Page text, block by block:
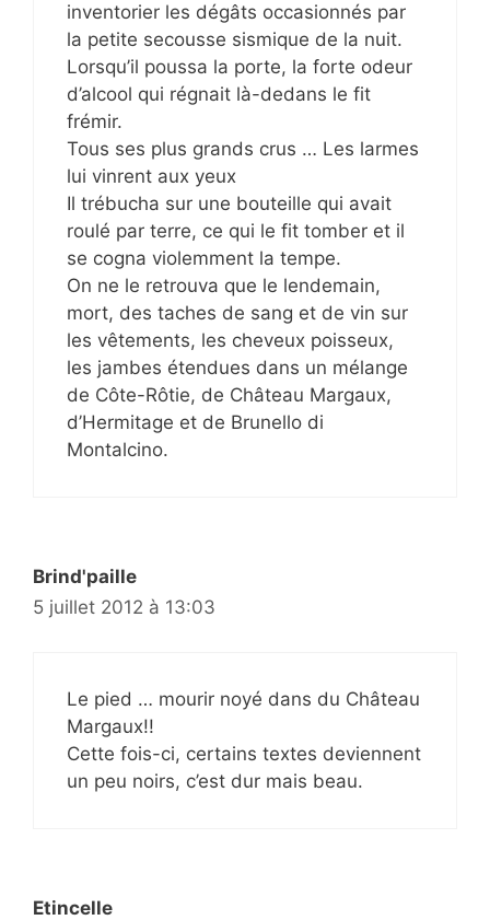
inventorier les dégâts occasionnés par
la petite secousse sismique de la nuit.
Lorsqu’il poussa la porte, la forte odeur
d’alcool qui régnait là-dedans le fit
frémir.
Tous ses plus grands crus … Les larmes
lui vinrent aux yeux
Il trébucha sur une bouteille qui avait
roulé par terre, ce qui le fit tomber et il
se cogna violemment la tempe.
On ne le retrouva que le lendemain,
mort, des taches de sang et de vin sur
les vêtements, les cheveux poisseux,
les jambes étendues dans un mélange
de Côte-Rôtie, de Château Margaux,
d’Hermitage et de Brunello di
Montalcino.
Brind'paille
5 juillet 2012 à 13:03
Le pied … mourir noyé dans du Château
Margaux!!
Cette fois-ci, certains textes deviennent
un peu noirs, c’est dur mais beau.
Etincelle